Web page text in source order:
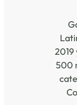
2019
500